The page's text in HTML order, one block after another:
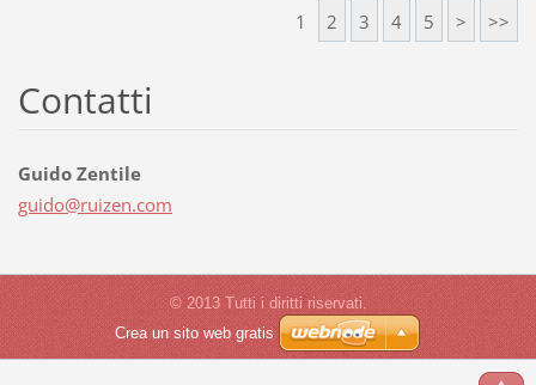
1 2 3 4 5 > >>
Contatti
Guido Zentile
guido@ruizen.com
© 2013 Tutti i diritti riservati.
Crea un sito web gratis